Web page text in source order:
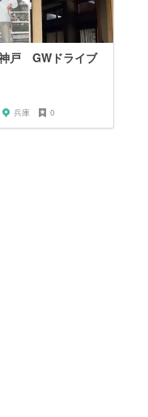
戸 GWドライブ
兵庫 0